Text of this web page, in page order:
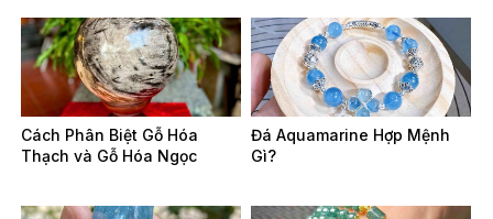
Cách Phân Biệt Gỗ Hóa
Thạch và Gỗ Hóa Ngọc
Đá Aquamarine Hợp Mệnh
Gì?